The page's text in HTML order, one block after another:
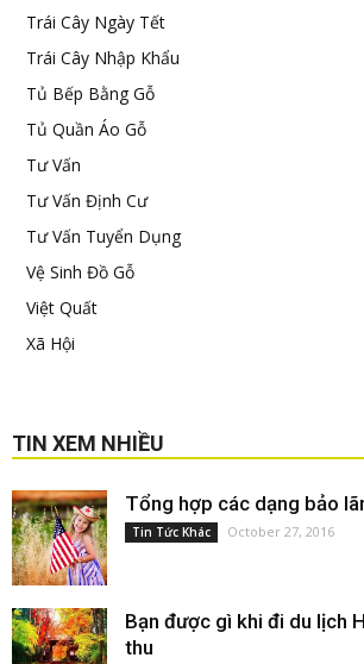
Trái Cây Ngày Tết
Trái Cây Nhập Khẩu
Tủ Bếp Bằng Gỗ
Tủ Quần Áo Gỗ
Tư Vấn
Tư Vấn Định Cư
Tư Vấn Tuyển Dụng
Vệ Sinh Đồ Gỗ
Việt Quất
Xã Hội
TIN XEM NHIỀU
Tổng hợp các dạng bảo
Tin Tức Khác October 27, 2016
Bạn được gì khi đi du lịch
thu